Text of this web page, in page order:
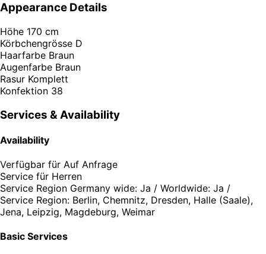
Appearance Details
Höhe 170 cm
Körbchengrösse D
Haarfarbe Braun
Augenfarbe Braun
Rasur Komplett
Konfektion 38
Services & Availability
Availability
Verfügbar für Auf Anfrage
Service für Herren
Service Region Germany wide: Ja / Worldwide: Ja /
Service Region: Berlin, Chemnitz, Dresden, Halle (Saale),
Jena, Leipzig, Magdeburg, Weimar
Basic Services